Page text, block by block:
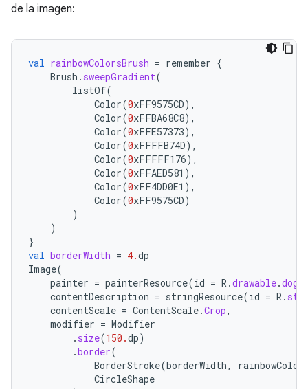
de la imagen:
val rainbowColorsBrush = remember {
Brush . sweepGradient(
listOf(
Color(0xFF9575CD),
Color(0xFFBA68C8),
Color(0xFFE57373),
Color(0xFFFFB74D),
Color(0xFFFFF176),
Color(0xFFAED581 ),
Color(0xFF4DD0E1 ),
Color(0xFF9575CD)
)
)
}
val borderWidth = 4.dp
Image(
painter = painterResource(id = R .drawable.dog
contentDescription = stringResource(id = R .
contentScale = ContentScale.Crop,
modifier = Modifier
. size(150.dp)
.border(
BorderStroke(borderWidth,
CircleShape